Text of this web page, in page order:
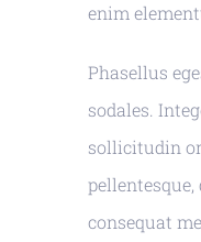
enim
Phasellus
sodales.
sollicitudin
consequat